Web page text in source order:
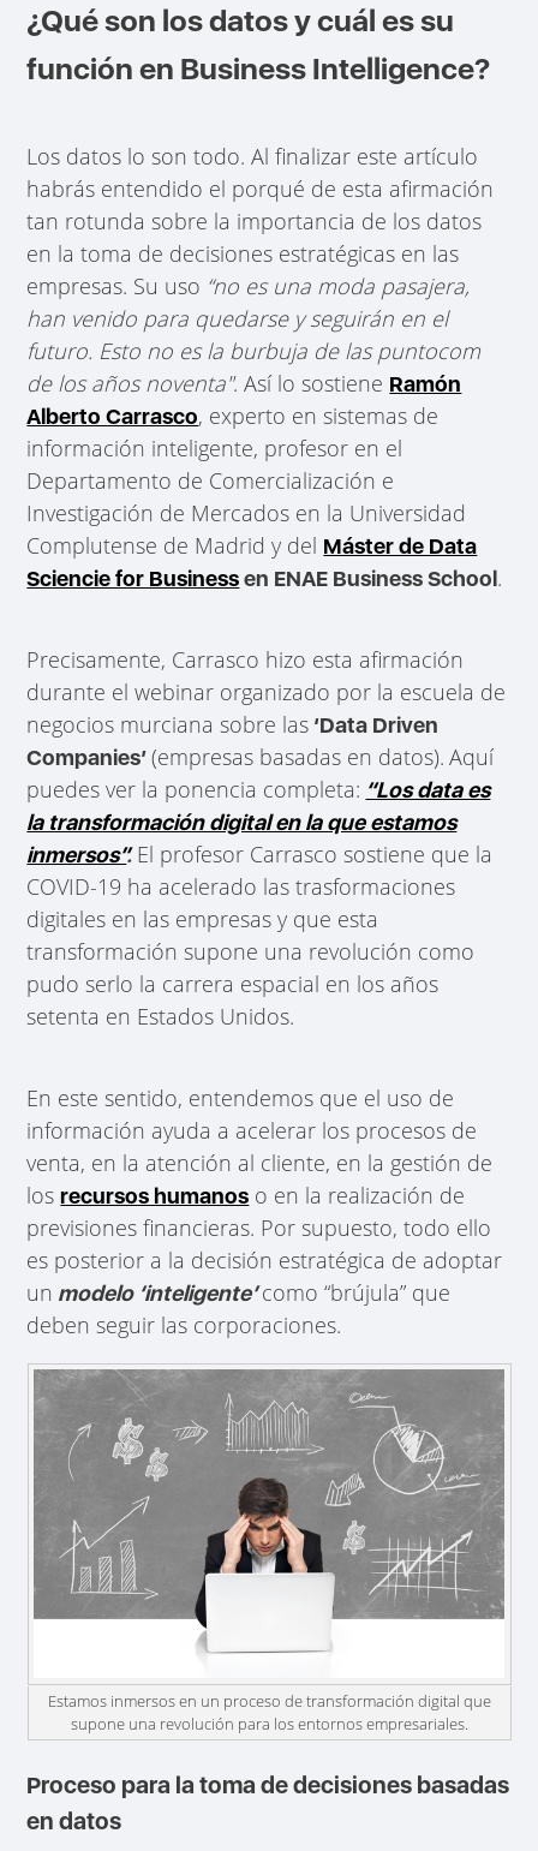
¿Qué son los datos y cuál es su
función en Business Intelligence?
Los datos lo son todo. Al finalizar este artículo
habrás entendido el porqué de esta afirmación
tan rotunda sobre la importancia de los datos
en la toma de decisiones estratégicas en las
empresas. Su uso “no es una moda pasajera,
han venido para quedarse y seguirán en el
futuro. Esto no es la burbuja de las puntocom
de los años noventa". Así lo sostiene Ramón
Alberto Carrasco, experto en sistemas de
información inteligente, profesor en el
Departamento de Comercialización e
Investigación de Mercados en la Universidad
Complutense de Madrid y del Máster de Data
Sciencie for Businessen ENAE Business School.
Precisamente, Carrasco hizo esta afirmación
durante el webinar organizado por la escuela de
negocios murciana sobre las ‘Data Driven
Companies’(empresas basadas en datos). Aquí
puedes ver la ponencia completa: “Los data es
la transformación digital en la que estamos
inmersos”.El profesor Carrasco sostiene que la
COVID-19 ha acelerado las trasformaciones
digitales en las empresas y que esta
transformación supone una revolución como
pudo serlo la carrera espacial en los años
setenta en Estados Unidos.
En este sentido, entendemos que el uso de
información ayuda a acelerar los procesos de
venta, en la atención al cliente, en la gestión de
losrecursos humanos o en la realización de
previsiones financieras. Por supuesto, todo ello
es posterior a la decisión estratégica de adoptar
un modelo ‘inteligente’como “brújula” que
deben seguir las corporaciones.
Estamos inmersos en un proceso de transformación digital que
supone una revolución para los entornos empresariales.
Proceso para la toma de decisiones basadas
en datos